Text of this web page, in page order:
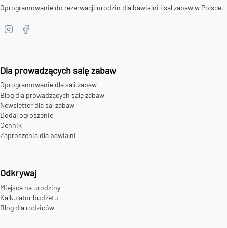
Oprogramowanie do rezerwacji urodzin dla bawialni i sal zabaw w Polsce.
Dla prowadzących salę zabaw
Oprogramowanie dla sali zabaw
Blog dla prowadzących salę zabaw
Newsletter dla sal zabaw
Dodaj ogłoszenie
Cennik
Zaproszenia dla bawialni
Odkrywaj
Miejsca na urodziny
Kalkulator budżetu
Blog dla rodziców